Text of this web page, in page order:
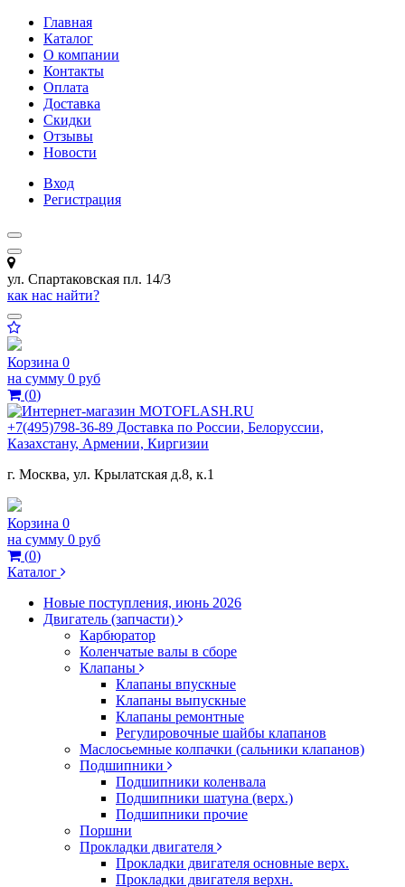
Главная
Каталог
О компании
Контакты
Оплата
Доставка
Скидки
Отзывы
Новости
Вход
Регистрация
ул. Спартаковская пл. 14/3
как нас найти?
Корзина 0
на сумму 0 руб
(0)
+7(495)798-36-89 Доставка по России, Белоруссии,
Казахстану, Армении, Киргизии
г. Москва, ул. Крылатская д.8, к.1
Корзина 0
на сумму 0 руб
(0)
Каталог
Новые поступления, июнь 2026
Двигатель (запчасти)
Карбюратор
Коленчатые валы в сборе
Клапаны
Клапаны впускные
Клапаны выпускные
Клапаны ремонтные
Регулировочные шайбы клапанов
Маслосьемные колпачки (сальники клапанов)
Подшипники
Подшипники коленвала
Подшипники шатуна (верх.)
Подшипники прочие
Поршни
Прокладки двигателя
Прокладки двигателя основные верх.
Прокладки двигателя верхн.